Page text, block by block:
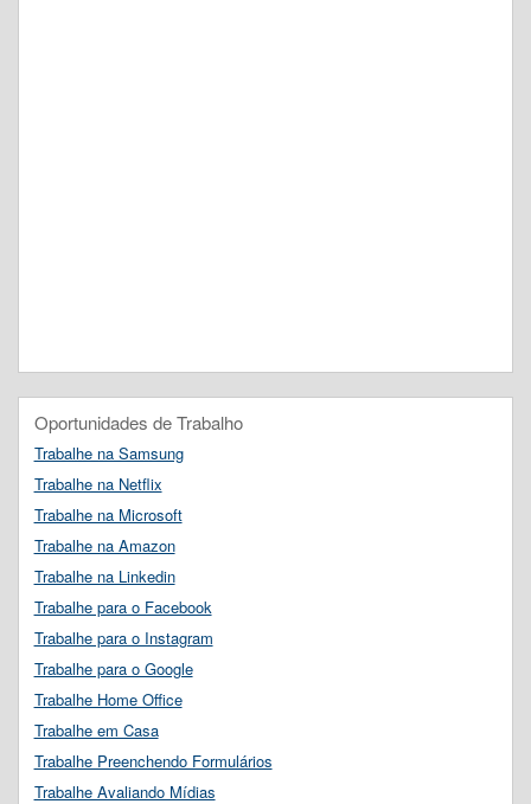
Oportunidades de Trabalho
Trabalhe na Samsung
Trabalhe na Netflix
Trabalhe na Microsoft
Trabalhe na Amazon
Trabalhe na Linkedin
Trabalhe para o Facebook
Trabalhe para o Instagram
Trabalhe para o Google
Trabalhe Home Office
Trabalhe em Casa
Trabalhe Preenchendo Formulários
Trabalhe Avaliando Mídias